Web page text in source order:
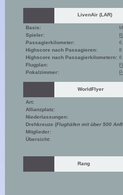
LivenAir (LAR)
Basis:
Spieler:
Passagierkilometer:
Highscore nach Passagieren:
8
Highscore nach Passagierkilometern: 6
Flugplan:
Pokalzimmer:
WorldFlyer
Art:
Allianzplatz:
Niederlassungen:
Drehkreuze (Flughäfen mit über 500
Mitglieder:
Übersicht:
Rang